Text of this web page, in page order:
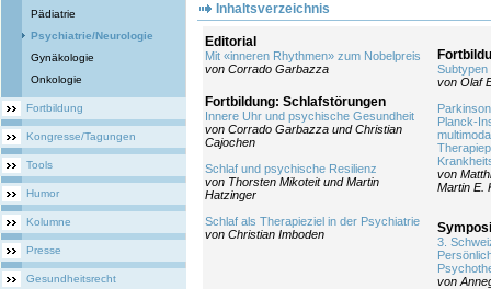
Pädiatrie
Psychiatrie/Neurologie
Gynäkologie
Onkologie
Fortbildung
Kongresse/Tagungen
Tools
Humor
Kolumne
Presse
Gesundheitsrecht
Inhaltsverzeichnis
Editorial
Mit «inneren Rhythmen» zum Nobelpreis
von Corrado Garbazza
Fortbildung: Schlafstörungen
Innere Uhr und psychische Gesundheit
von Corrado Garbazza und Christian
Cajochen
Schlaf und psychische Resilienz
von Thorsten Mikoteit und Martin
Hatzinger
Schlaf als Therapieziel in der Psychiatrie
von Christian Imboden
von Olaf
Planck-
von
Martin E.
3.
von